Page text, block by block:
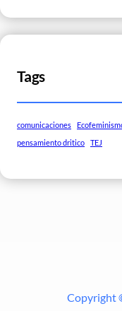
Tags
comunicaciones
pensamiento dritico
TEJ
Copyright